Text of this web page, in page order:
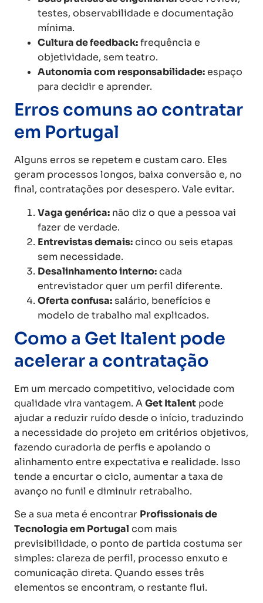
testes, observabilidade e documentação
mínima.
Cultura de feedback:frequência e
objetividade, sem teatro.
Autonomia com responsabilidade:espaço
para decidir e aprender.
Erros comuns ao contratar
em Portugal
Alguns erros se repetem e custam caro. Eles
geram processos longos, baixa conversão e, no
final, contratações por desespero. Vale evitar.
Vaga genérica: não diz o que a pessoa vai
fazer de verdade.
Entrevistas demais:cinco ou seis etapas
sem necessidade.
Desalinhamento interno:cada
entrevistador quer um perfil diferente.
Oferta confusa: salário, benefícios e
modelo de trabalho mal explicados.
Como a Get Italent pode
acelerar a contratação
Em um mercado competitivo, velocidade com
qualidade vira vantagem. AGet Italent pode
ajudar a reduzir ruído desde o início, traduzindo
a necessidade do projeto em critérios objetivos,
fazendo curadoria de perfis e apoiando o
alinhamento entre expectativa e realidade. Isso
tende a encurtar o ciclo, aumentar a taxa de
avanço no funil e diminuir retrabalho.
Se a sua meta é encontrar Profissionais de
Tecnologia em Portugal com mais
previsibilidade, o ponto de partida costuma ser
simples: clareza de perfil, processo enxuto e
comunicação direta. Quando esses três
elementos se encontram, o restante flui.